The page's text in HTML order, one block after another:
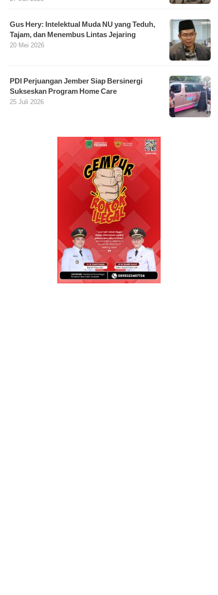
Gus Hery: Intelektual Muda NU yang Teduh,
Tajam, dan Menembus Lintas Jejaring
20 Mei 2026
PDI Perjuangan Jember Siap Bersinergi
Sukseskan Program Home Care
25 Juli 2026